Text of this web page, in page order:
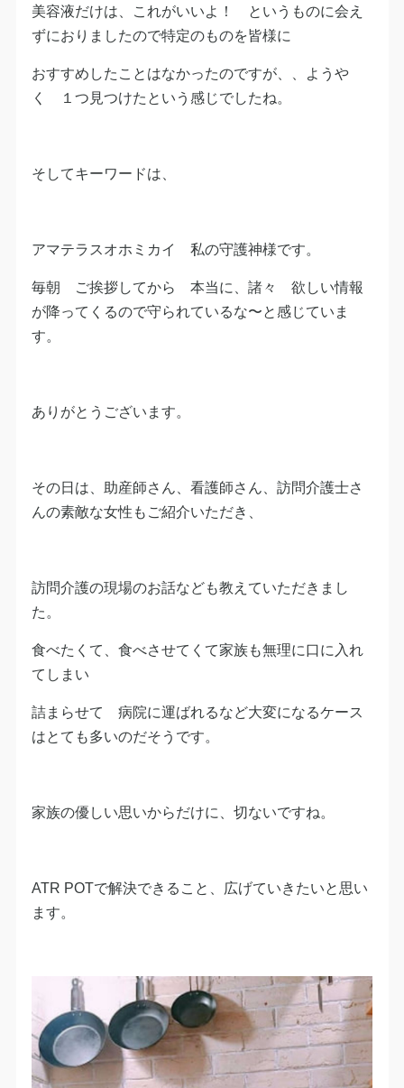
美容液だけは、これがいいよ！ というものに会え
ずにおりましたので特定のものを皆様に
おすすめしたことはなかったのですが、、ようや
く １つ見つけたという感じでしたね。
そしてキーワードは、
アマテラスオホミカイ 私の守護神様です。
毎朝 ご挨拶してから 本当に、諸々 欲しい情報
が降ってくるので守られているな〜と感じていま
す。
ありがとうございます。
その日は、助産師さん、看護師さん、訪問介護士さ
んの素敵な女性もご紹介いただき、
訪問介護の現場のお話なども教えていただきまし
た。
食べたくて、食べさせてくて家族も無理に口に入れ
てしまい
詰まらせて 病院に運ばれるなど大変になるケース
はとても多いのだそうです。
家族の優しい思いからだけに、切ないですね。
ATR POTで解決できること、広げていきたいと思い
ます。